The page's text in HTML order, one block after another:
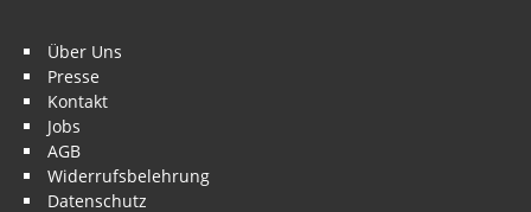
Über Uns
Presse
Kontakt
Jobs
AGB
Widerrufsbelehrung
Datenschutz